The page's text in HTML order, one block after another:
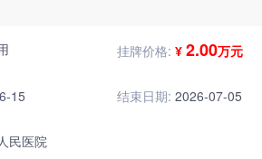
挂牌价格: ¥ 2.00万元
15 结束日期: 2026-07-05
民医院